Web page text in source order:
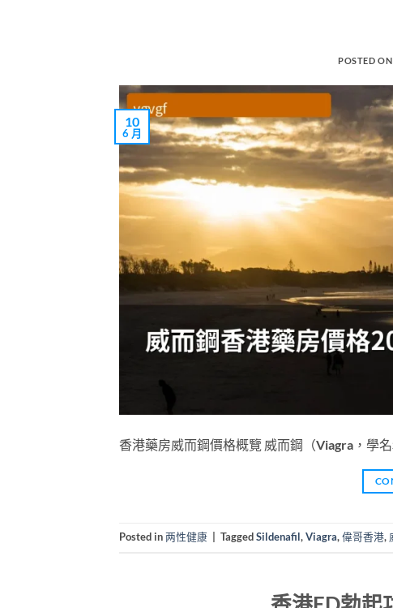
POSTED ON
10
6 月
香港藥房威而鋼價格概覽 威而鋼（Viagra，學
Posted in两性健康 TaggedSildenafil,Viagra,偉哥香港,